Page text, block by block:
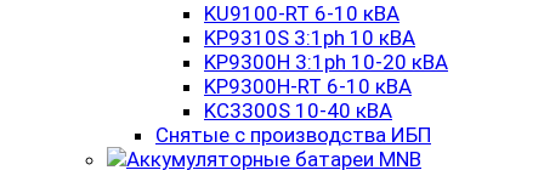
KU9100-RT 6-10 кВА
KP9310S 3:1ph 10 кВА
KP9300H 3:1ph 10-20 кВА
KP9300H-RT 6-10 кВА
KC3300S 10-40 кВА
Снятые с производства ИБП